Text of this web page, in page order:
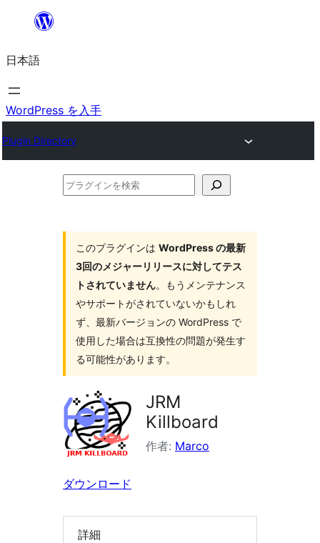
を
ス
キ
プ
日本語
WordPress を入手
Plugin Directory
プ
このプラグインは WordPress の最新
3回のメジャーリリースに対してテス
トされていません。もうメンテナンス
やサポートがされていないかもしれ
ず、最新バージョンの WordPress で
使用した場合は互換性の問題が発生す
る可能性があります。
JRM
Killboard
作者: Marco
ダウンロード
詳細